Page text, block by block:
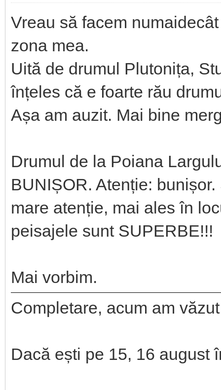
Vreau să facem
zona mea.
Uită de drumul Plutonița,
înțeles că e foarte rău
Așa am auzit. Mai bine
Drumul de la Poiana
BUNIȘOR. Atenție:
mare atenție, mai ales în
peisajele sunt SUPERBE!!!
Mai vorbim.
Completare, acum am
Dacă ești pe 15, 16 august